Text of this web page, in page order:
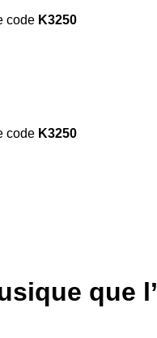
code K3250
code K3250
que